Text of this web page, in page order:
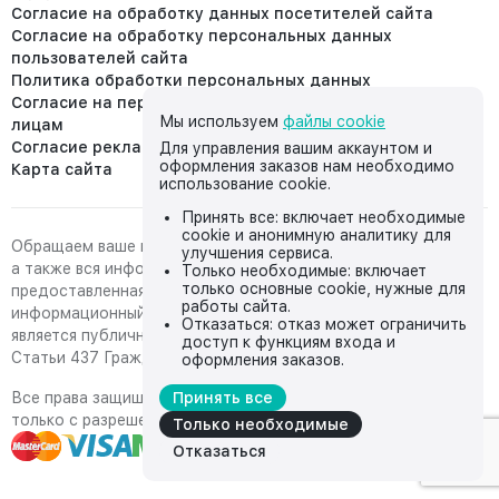
Согласие на обработку данных посетителей сайта
Согласие на обработку персональных данных
пользователей сайта
Политика обработки персональных данных
Согласие на передачу персональных данных третьим
лицам
Согласие реклама
Карта сайта
Обращаем ваше внимание на то, что данный интернет-сайт,
а также вся информация о товарах и ценах,
предоставленная на нём, носит исключительно
информационный характер и ни при каких условиях не
является публичной офертой, определяемой положениями
Статьи 437 Гражданского кодекса Российской Федерации.
Все права защищены, любое копирование с сайта возможно
только с разрешения владельца сайта
Мы используем файлы cookie
Для управления вашим аккаунтом и
оформления заказов нам необходимо
использование cookie.
Принять все: включает необходимые
cookie и анонимную аналитику для
улучшения сервиса.
Только необходимые: включает
только основные cookie, нужные для
работы сайта.
Отказаться: отказ может ограничить
доступ к функциям входа и
оформления заказов.
Принять все
Только необходимые
Отказаться